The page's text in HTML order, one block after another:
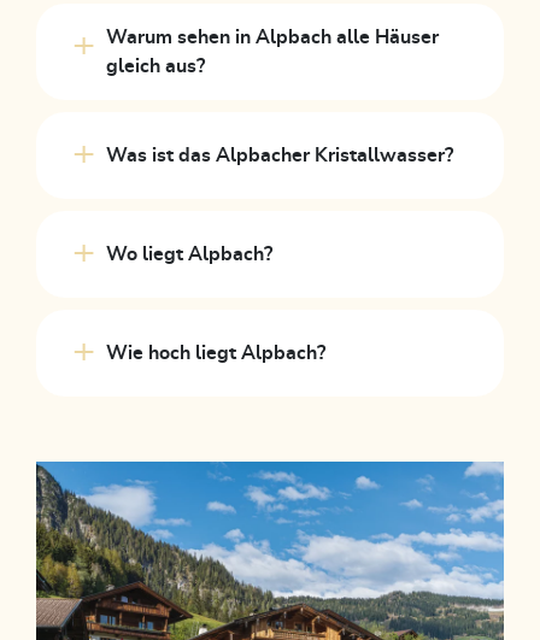
Warum sehen in Alpbach alle Häuser
gleich aus?
Was ist das Alpbacher Kristallwasser?
Wo liegt Alpbach?
Wie hoch liegt Alpbach?